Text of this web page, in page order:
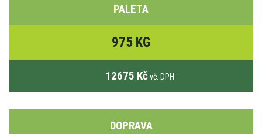
PALETA
975 KG
12675 Kč vč. DPH
DOPRAVA